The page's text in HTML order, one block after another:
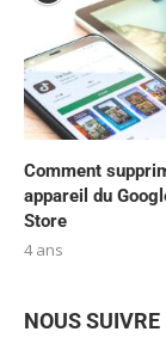
Comment
appareil du
Store
4 ans
NOUS SUIVRE